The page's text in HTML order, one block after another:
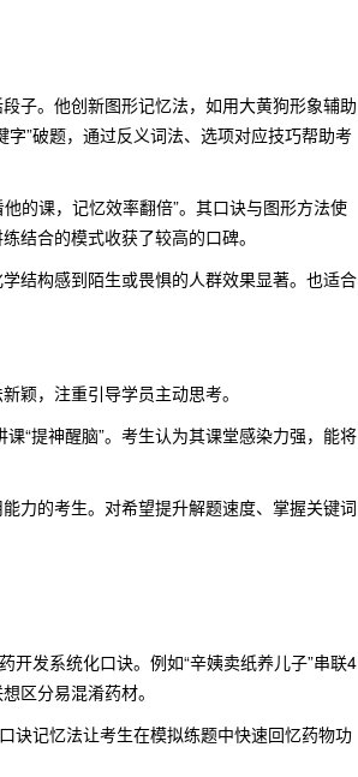
子。他创新图形记忆法，如用大黄狗形象辅助
”破题，通过反义词法、选项对应技巧帮助考
的课，记忆效率翻倍”。其口诀与图形方法使
结合的模式收获了较高的口碑。
结构感到陌生或畏惧的人群效果显著。也适合
颖，注重引导学员主动思考。
“提神醒脑”。考生认为其课堂感染力强，能将
力的考生。对希望提升解题速度、掌握关键词
发系统化口诀。例如“辛姨卖纸养儿子”串联4
区分易混淆药材。
诀记忆法让考生在模拟练题中快速回忆药物功